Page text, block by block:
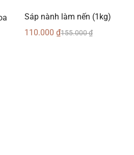
Sáp nành làm nến (1kg)
155.000₫
110.000 ₫